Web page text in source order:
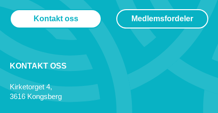
Kontakt oss Medlemsfordeler
KONTAKT OSS
Kirketorget 4,
3616 Kongsberg